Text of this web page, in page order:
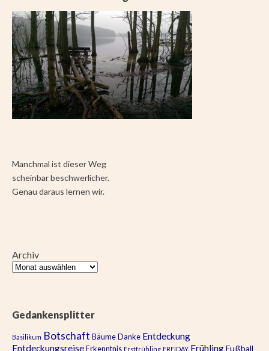
Manchmal ist dieser Weg
scheinbar beschwerlicher.
Genau daraus lernen wir.
Archiv
Gedankensplitter
Basilikum Botschaft Bäume Danke Entdeckung
Entdeckungsreise Erkenntnis Erstfrühling FREIDAY FrühlingFußball